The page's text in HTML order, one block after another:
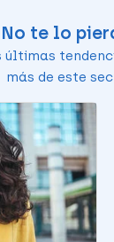
No te lo
últimas
más de este